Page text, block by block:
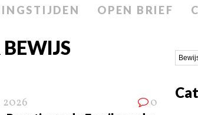
OPEN BRIEF
2026 0